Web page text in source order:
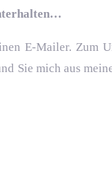
E-Mailer. Zum
Sie mich aus